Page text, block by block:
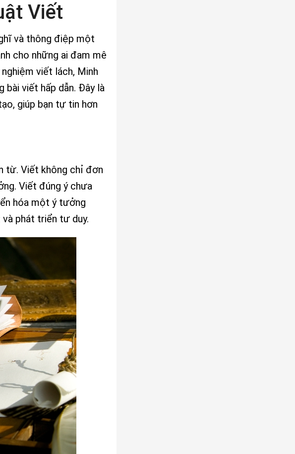
Viết
và thông điệp một
cho những ai đam mê
viết lách, Minh
bài viết hấp dẫn. Đây là
giúp bạn tự tin hơn
từ. Viết không chỉ đơn
Viết đúng ý chưa
hóa một ý tưởng
phát triển tư duy.